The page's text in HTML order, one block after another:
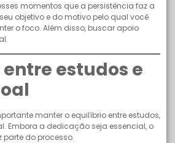
momentos que a persistência faz a
objetivo e do motivo pelo qual você
o foco. Além disso, buscar apoio
estudos e
manter o equilíbrio entre estudos,
Embora a dedicação seja essencial, o
do processo.